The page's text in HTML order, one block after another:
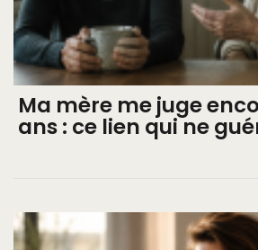
Ma mère me juge
ans : ce lien qui ne